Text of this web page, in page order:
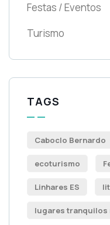
Festas / Eventos
Turismo
TAGS
Caboclo Bernardo
ecoturismo
Linhares ES
lugares tranquilos